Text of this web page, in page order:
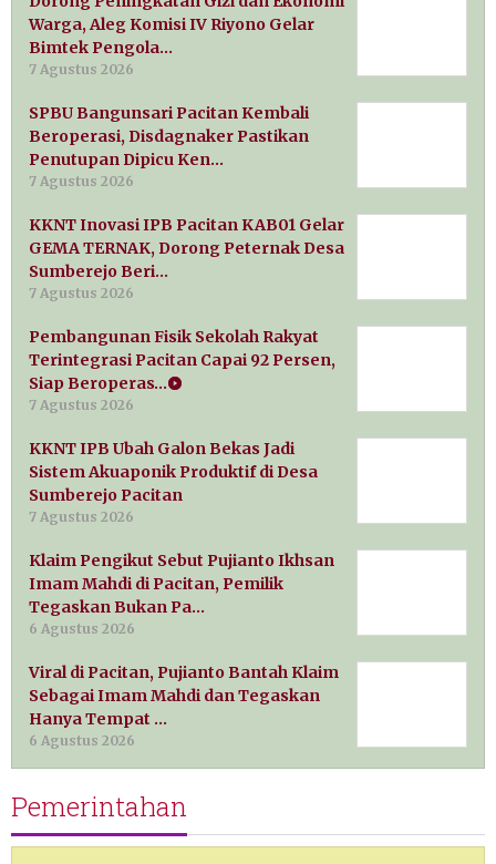
Warga, Aleg Komisi IV Riyono Gelar
Bimtek Pengola…
7 Agustus 2026
SPBU Bangunsari Pacitan Kembali
Beroperasi, Disdagnaker Pastikan
Penutupan Dipicu Ken…
7 Agustus 2026
KKNT Inovasi IPB Pacitan KAB01 Gelar
GEMA TERNAK, Dorong Peternak Desa
Sumberejo Beri…
7 Agustus 2026
Pembangunan Fisik Sekolah Rakyat
Terintegrasi Pacitan Capai 92 Persen,
Siap Beroperas…
7 Agustus 2026
KKNT IPB Ubah Galon Bekas Jadi
Sistem Akuaponik Produktif di Desa
Sumberejo Pacitan
7 Agustus 2026
Klaim Pengikut Sebut Pujianto Ikhsan
Imam Mahdi di Pacitan, Pemilik
Tegaskan Bukan Pa…
6 Agustus 2026
Viral di Pacitan, Pujianto Bantah Klaim
Sebagai Imam Mahdi dan Tegaskan
Hanya Tempat …
6 Agustus 2026
Pemerintahan